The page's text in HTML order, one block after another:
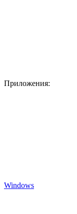
Приложения:
Windows